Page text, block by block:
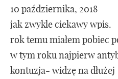
10 października, 2018
jak zwykle ciekawy wpis.
rok temu miałem pobiec
w tym roku najpierw
kontuzja- widzę na dłużej